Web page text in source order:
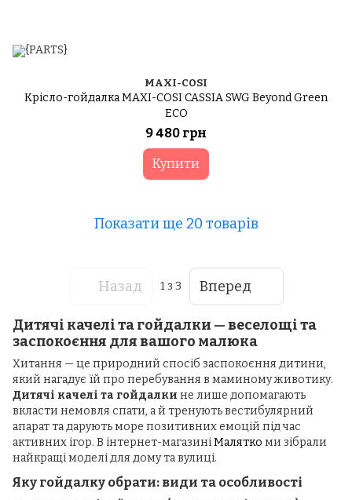
MAXI-COSI
Крісло-гойдалка MAXI-COSI CASSIA SWG Beyond Green
ECO
9 480 грн
Купити
Показати ще 20 товарів
Назад 1з 3 Вперед
Дитячі качелі та гойдалки — веселощі та
заспокоєння для вашого малюка
Хитання — це природний спосіб заспокоєння дитини,
який нагадує їй про перебування в маминому животику.
Дитячі качелі та гойдалки не лише допомагають
вкласти немовля спати, а й тренують вестибулярний
апарат та дарують море позитивних емоцій під час
активних ігор. В інтернет-магазиніМалятко ми зібрали
найкращі моделі для дому та вулиці.
Яку гойдалку обрати: види та особливості